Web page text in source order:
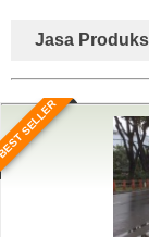
Jasa
SELLER